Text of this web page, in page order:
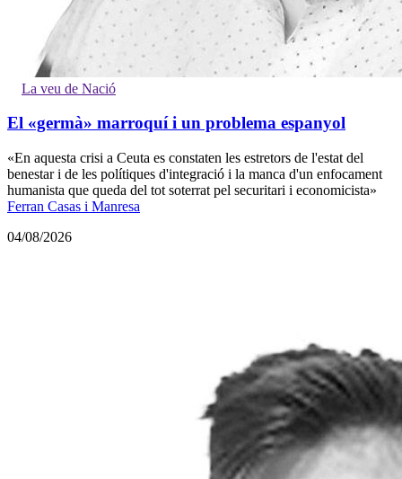
La veu de Nació
El «germà» marroquí i un problema espanyol
«En aquesta crisi a Ceuta es constaten les estretors de l'estat del
benestar i de les polítiques d'integració i la manca d'un enfocament
humanista que queda del tot soterrat pel securitari i economicista»
Ferran Casas i Manresa
04/08/2026